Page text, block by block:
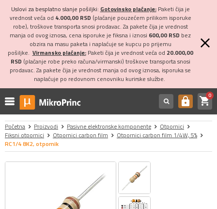
Uslovi za besplatno slanje pošiljki: Gotovinsko plaćanje:Paketi čija je
vrednost veća od 4.000,00 RSD (plaćanje pouzećem prilikom isporuke
robe), troškove transporta snosi prodavac. Za pakete čija je vrednost
manja od ovog iznosa, cena isporuke je fiksna i iznosi 600,00 RSD bez
obzira na masu paketa i naplaćuje se kupcu po prijemu
pošiljke. Virmansko plaćanje:Paketi čija je vrednost veća od 20.000,00
RSD (plaćanje robe preko računa/virmanski) troškove transporta snosi
prodavac. Za pakete čija je vrednost manja od ovog iznosa, isporuka se
naplaćuje po redovnom cenovniku kurirske službe.
https shopping_cart0
Početna Proizvodi Pasivne elektronske komponente
Otpornici
Fiksni otpornici
Otpornici carbon film
Otpornici carbon film 1/4W, 5%
RC1/4 8K2, otpornik